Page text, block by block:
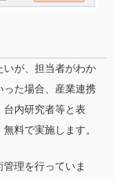
いが、担当者がわか
った場合、産業連携
台内研究者等と表
料で実施します。
理を行っていま